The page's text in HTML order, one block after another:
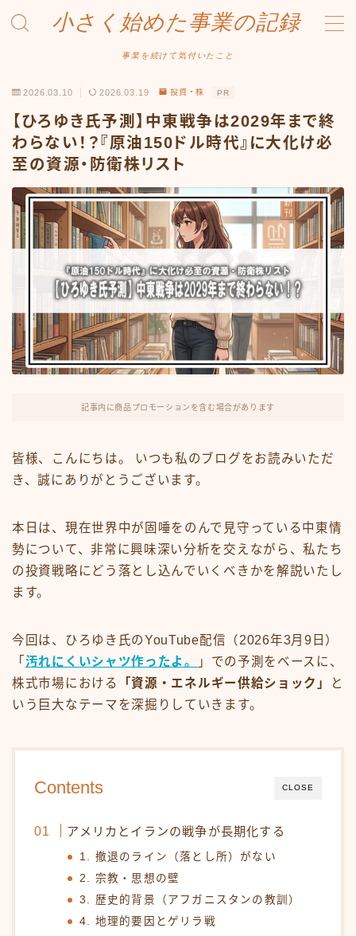
小さく始めた事業の記録
事業を続けて気付いたこと
Amazonせどり
トラブル事例
出品ノウハウ
フリマ物販
Yahoo出品
メルカリ販売
投資・株
FX・仮想通貨
リスキング・ラーニング
2026.03.10 2026.03.19 投資・株 PR
【ひろゆき氏予測】中東戦争は2029年まで終
わらない！？『原油150ドル時代』に大化け必
至の資源・防衛株リスト
記事内に商品プロモーションを含む場合があります
皆様、こんにちは。 いつも私のブログをお読みいただ
き、誠にありがとうございます。
本日は、現在世界中が固唾をのんで見守っている中東情
勢について、非常に興味深い分析を交えながら、私たち
の投資戦略にどう落とし込んでいくべきかを解説いたし
ます。
今回は、ひろゆき氏のYouTube配信（2026年3月9日）
「 汚れにくいシャツ作ったよ。
」での予測をベースに、
株式市場における
「資源・エネルギー供給ショック」
と
いう巨大なテーマを深掘りしていきます。
CLOSE
Contents
アメリカとイランの戦争が長期化する
1. 撤退のライン（落とし所）がない
2. 宗教・思想の壁
3. 歴史的背景（アフガニスタンの教訓）
4. 地理的要因とゲリラ戦